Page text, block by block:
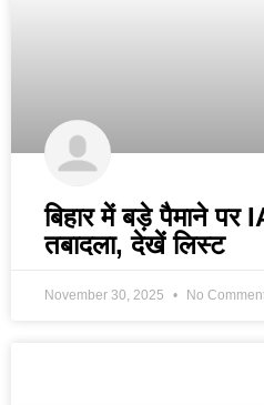
बिहार में बड़े पैमाने पर
तबादला, देखें लिस्ट
November 30, 2025 No